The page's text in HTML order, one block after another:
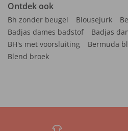
Ontdek ook
Bh zonder beugel Blousejurk
Badjas dames badstof
Badjas
BH's met voorsluiting
Bermuda
Blend broek